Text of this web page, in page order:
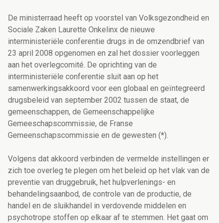
De ministerraad heeft op voorstel van Volksgezondheid en
Sociale Zaken Laurette Onkelinx de nieuwe
interministeriële conferentie drugs in de omzendbrief van
23 april 2008 opgenomen en zal het dossier voorleggen
aan het overlegcomité. De oprichting van de
interministeriële conferentie sluit aan op het
samenwerkingsakkoord voor een globaal en geïntegreerd
drugsbeleid van september 2002 tussen de staat, de
gemeenschappen, de Gemeenschappelijke
Gemeeschapscommissie, de Franse
Gemeenschapscommissie en de gewesten (*).
Volgens dat akkoord verbinden de vermelde instellingen er
zich toe overleg te plegen om het beleid op het vlak van de
preventie van druggebruik, het hulpverlenings- en
behandelingsaanbod, de controle van de productie, de
handel en de sluikhandel in verdovende middelen en
psychotrope stoffen op elkaar af te stemmen. Het gaat om